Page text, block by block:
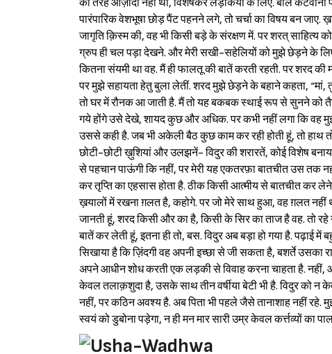
की तरह आज़ादी नहीं थी, विशेषकर लड़कियों के लिए. बाल
पारंपारिक वेशभूषा छोड़ पैंट पहनने लगे, तो चर्चा का विषय बन जाए.
जागृति क़िस्म की, वह भी किसी बड़े के संरक्षण में. पर शरत् साहित्य
ग्रुप ही चल पड़ा देखने. और मेरी सखी-सहेलियों को मुझे छेड़ने के लिए
कितना संयमी था वह. मैं ही फालतू की बातें करती रहती. पर शरद की
पर मुझे सहायता हेतु बुला लेतीं. शरद मुझे छेड़ने के बहाने कहता,
तो घर में रौनक आ जाती है. मैं तो यह बकबक स्थाई रूप से सुनने को
गये होंगे उसे देखे, शायद कुछ और अधिक. पर कभी नहीं लगा कि वह
उससे कही है. जब भी अकेली बैठ कुछ काम कर रही होती हूं, तो हाथ
छोटी-छोटी ख़ुशियां और उलझनें- विदुर की शरारतें, कोई विशेष
से पहचान पाऊंगी कि नहीं, पर मेरी यह एकतरफ़ा बातचीत उस तक
कर तृप्ति का एहसास होता है. ठीक किसी आत्मीय से बातचीत कर
ख़यालों में रखना ग़लत है, कहोगे. पर जो मेरे साथ हुआ, वह ग़लत नहीं
जानती हूं, शरद किसी और का है, किसी के सिर का ताज है वह. तो
बातें कर लेती हूं, इतना ही तो, बस. विदुर अब बड़ा हो गया है. पढ़ाई
सिखाया है कि ज़िंदगी वह अपनी इच्छा से जी सकता है, बशर्ते उसका
अपने आधीन शोध करती एक लड़की से विवाह करना चाहता है.
केवल तलाक़शुदा है, उसके साथ तीन वर्षीया बेटी भी है. विदुर को न
नहीं, पर कठिन अवश्य है. अब पिता भी पहले जैसे तानाशाह नहीं रहे.
स्वयं को डुबोना पड़ेगा, न ही मन मार सारी उम्र केवल कर्त्तव्यों का